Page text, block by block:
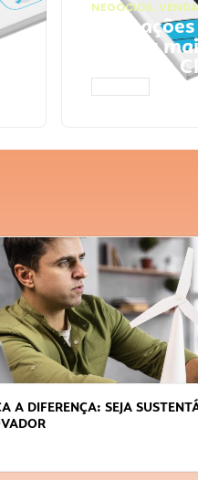
NEGÓCIOS,
Faça
vender
Prompts
A GERENCIAR O SEU